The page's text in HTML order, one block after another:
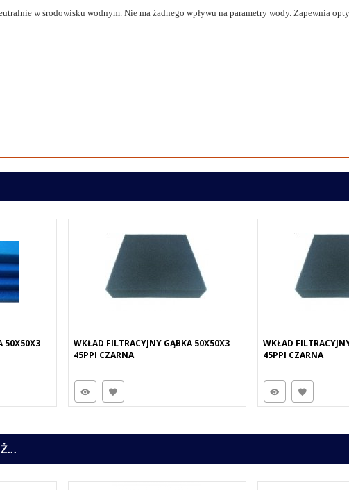
w środowisku wodnym. Nie ma żadnego wpływu na parametry wody. Zapewnia
50X50X3
WKŁAD FILTRACYJNY GĄBKA 50X50X3
45PPI CZARNA
WKŁAD
45PPI CZARNA